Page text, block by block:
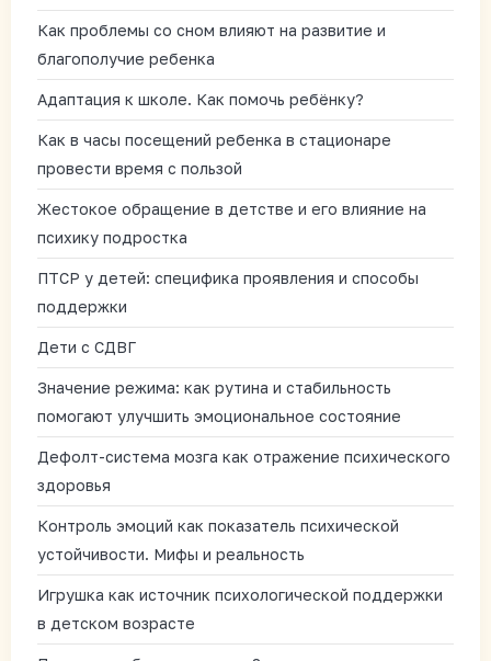
Как проблемы со сном влияют на развитие и
благополучие ребенка
Адаптация к школе. Как помочь ребёнку?
Как в часы посещений ребенка в стационаре
провести время с пользой
Жестокое обращение в детстве и его влияние на
психику подростка
ПТСР у детей: специфика проявления и способы
поддержки
Дети с СДВГ
Значение режима: как рутина и стабильность
помогают улучшить эмоциональное состояние
Дефолт-система мозга как отражение психического
здоровья
Контроль эмоций как показатель психической
устойчивости. Мифы и реальность
Игрушка как источник психологической поддержки
в детском возрасте